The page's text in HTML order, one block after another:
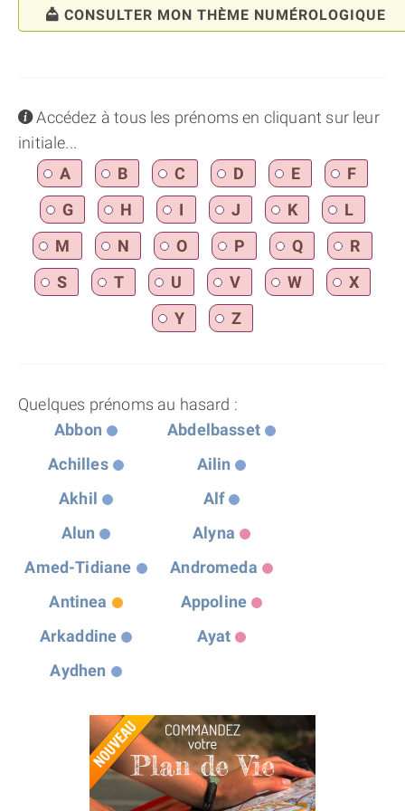
CONSULTER MON THÈME NUMÉROLOGIQUE
infoAccédez à tous les prénoms en cliquant sur leur
initiale...
A
B C D E
F
G
H I J K
L
M
N O P Q
R
S
T U V W
X
Y
Z
Quelques prénoms au hasard :
Abbon
Abdelbasset
Achilles
Ailin
Akhil
Alf
Alun
Alyna
Amed-Tidiane
Andromeda
Antinea
Appoline
Arkaddine
Ayat
Aydhen